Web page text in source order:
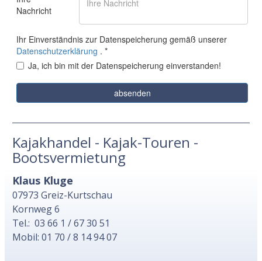
Kajakhandel - Kajak-Touren -
Bootsvermietung
Klaus Kluge
07973 Greiz-Kurtschau
Kornweg 6
Tel.: 03 66 1 / 67 30 51
Mobil: 01 70 / 8 14 94 07